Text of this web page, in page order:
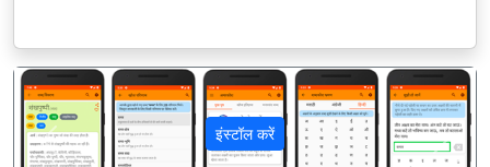
इंस्टॉल करें
पिछला अगला